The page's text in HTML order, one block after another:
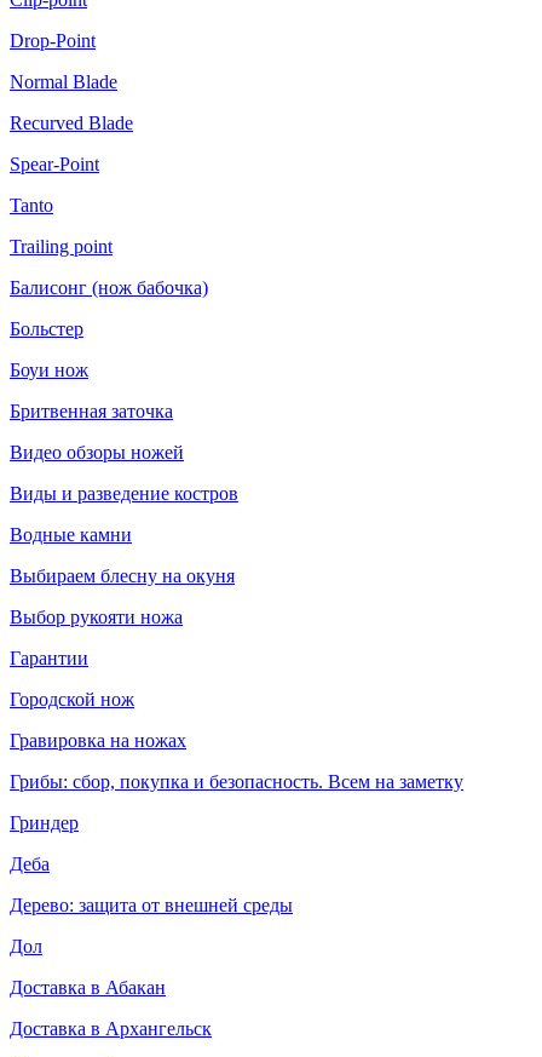
Drop-Point
Normal Blade
Recurved Blade
Spear-Point
Tanto
Trailing point
Балисонг (нож бабочка)
Больстер
Боуи нож
Бритвенная заточка
Видео обзоры ножей
Виды и разведение костров
Водные камни
Выбираем блесну на окуня
Выбор рукояти ножа
Гарантии
Городской нож
Гравировка на ножах
Грибы: сбор, покупка и безопасность. Всем на заметку
Гриндер
Деба
Дерево: защита от внешней среды
Дол
Доставка в Абакан
Доставка в Архангельск